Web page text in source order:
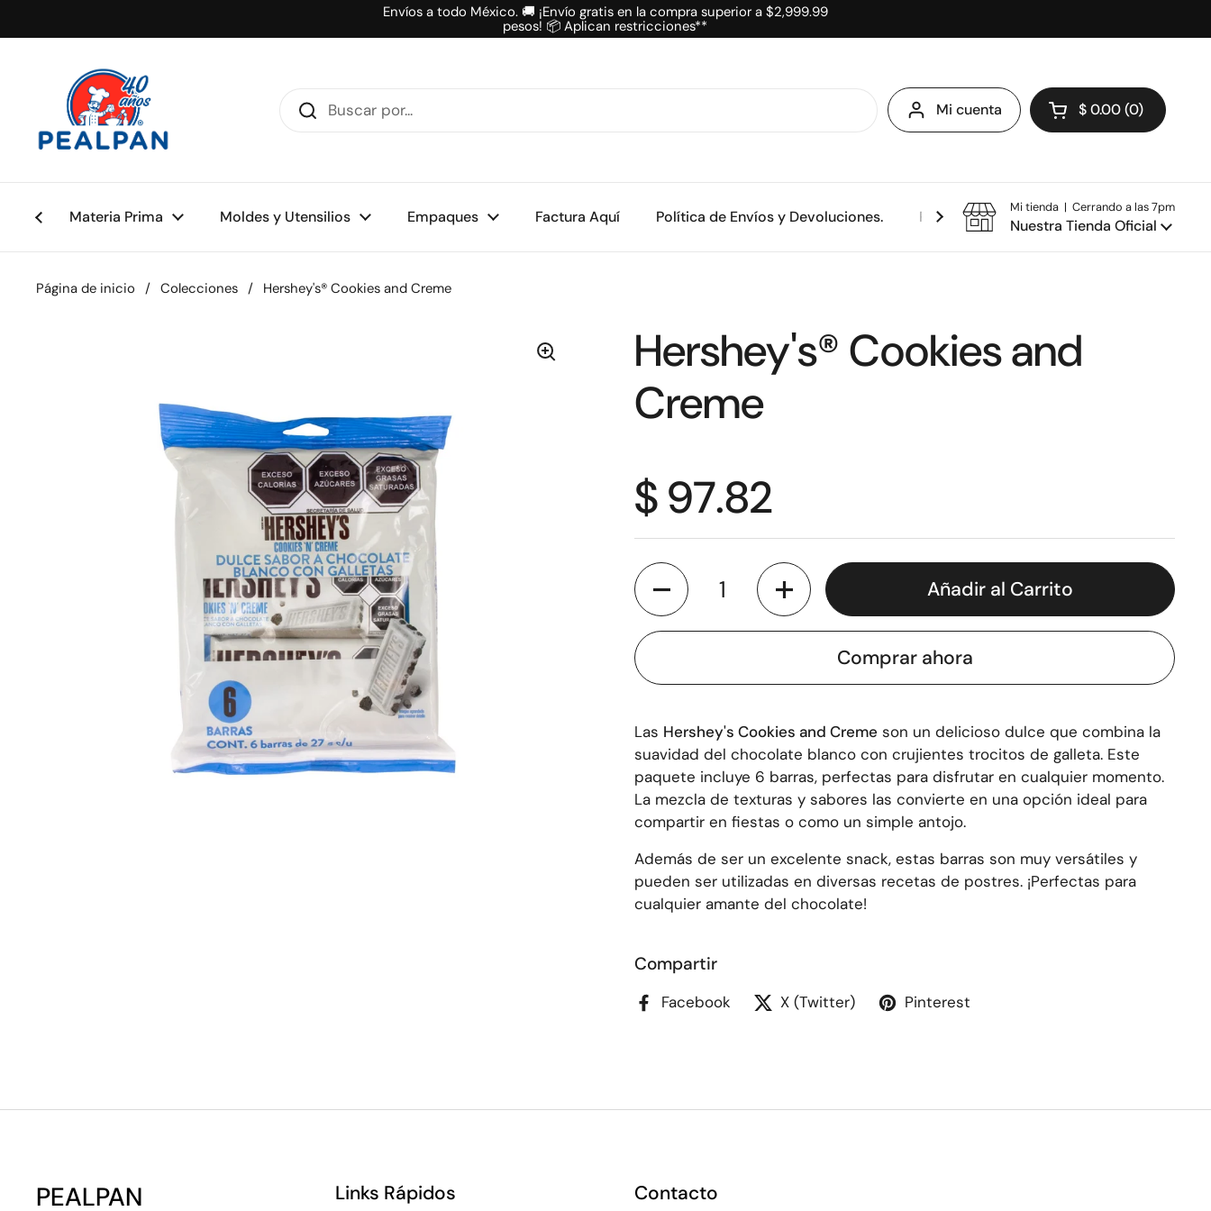
Envíos a todo México. 🚚 ¡Envío gratis en la compra superior a $2,999.99
pesos! 📦 Aplican restricciones**
Mi cuenta Abrir carrito
$ 0.00 0
Materia Prima Moldes y Utensilios Empaques Factura Aquí Política de Envíos y Devoluciones. Política de privacidad.
Mi tienda | Cerrando a las 7pm
Nuestra Tienda Oficial
Página de inicio / Colecciones / Hershey's® Cookies and Creme
Hershey's® Cookies and
Creme
$ 97.82
Cantidad
Añadir al Carrito
Comprar ahora
Las Hershey's Cookies and Creme son un delicioso dulce que combina la
suavidad del chocolate blanco con crujientes trocitos de galleta. Este
paquete incluye 6 barras, perfectas para disfrutar en cualquier momento.
La mezcla de texturas y sabores las convierte en una opción ideal para
compartir en fiestas o como un simple antojo.
Además de ser un excelente snack, estas barras son muy versátiles y
pueden ser utilizadas en diversas recetas de postres. ¡Perfectas para
cualquier amante del chocolate!
Compartir
Facebook X (Twitter) Pinterest
PEALPAN Links Rápidos Contacto